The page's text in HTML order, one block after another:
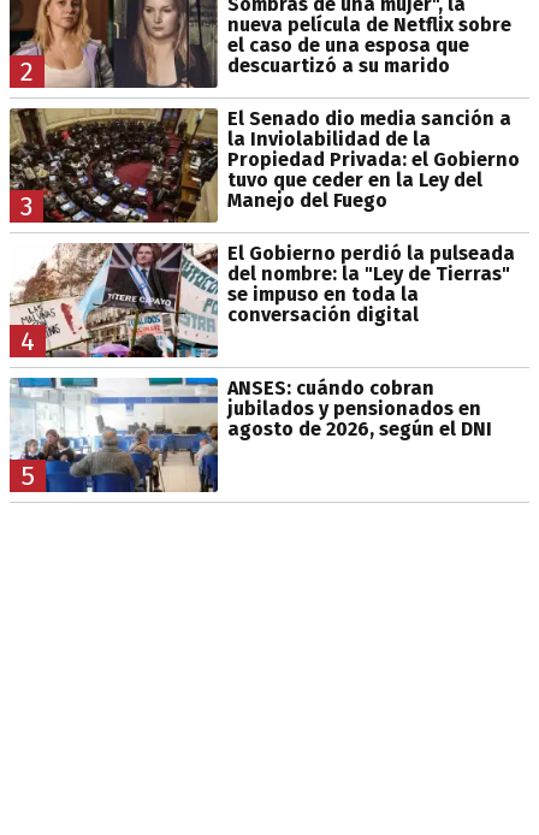
2
nueva película de Netflix sobre
el caso de una esposa que
descuartizó a su marido
3
El Senado dio media sanción a
la Inviolabilidad de la
Propiedad Privada: el Gobierno
tuvo que ceder en la Ley del
Manejo del Fuego
4
El Gobierno perdió la pulseada
del nombre: la "Ley de Tierras"
se impuso en toda la
conversación digital
5
ANSES: cuándo cobran
jubilados y pensionados en
agosto de 2026, según el DNI